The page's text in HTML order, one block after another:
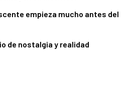
empieza mucho antes del
de nostalgia y realidad